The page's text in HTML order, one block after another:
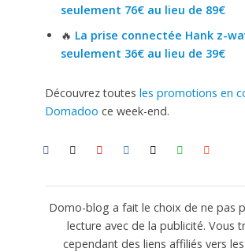
seulement 76€ au lieu de 89€
🔥 La prise connectée Hank z-
seulement 36€ au lieu de 39€
Découvrez toutes les promotions en
Domadoo ce week-end.
Domo-blog a fait le choix de ne pas
lecture avec de la publicité. Vous
cependant des liens affiliés vers